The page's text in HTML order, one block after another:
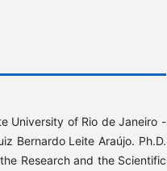
University of Rio de Janeiro -
Bernardo Leite Araújo. Ph.D.
Research and the Scientific